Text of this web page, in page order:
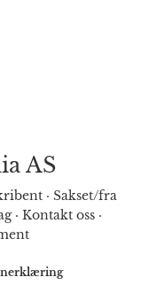
AS
· Sakset/fra
· Kontakt oss·